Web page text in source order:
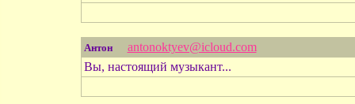
Антон
antonoktyev@icloud.com
Вы, настоящий музыкант...